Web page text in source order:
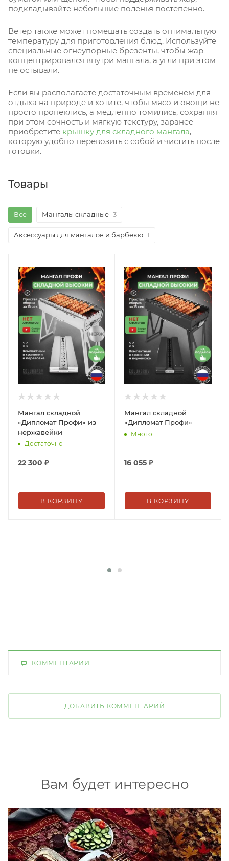
подкладывайте небольшие поленья постепенно.
Ветер также может помешать создать оптимальную
температуру для приготовления блюд. Используйте
специальные огнеупорные брезенты, чтобы жар
концентрировался внутри мангала, а угли при этом
не остывали.
Если вы располагаете достаточным временем для
отдыха на природе и хотите, чтобы мясо и овощи не
просто пропеклись, а медленно томились, сохраняя
при этом сочность и мягкую текстуру, заранее
приобретите крышку для складного мангала,
которую удобно перевозить с собой и чистить после
готовки.
Товары
Все Мангалы складные 3
Аксессуары для мангалов и барбекю 1
Мангал складной
«Дипломат Профи» из
нержавейки
Достаточно
22 300 ₽
В КОРЗИНУ
Мангал складной
«Дипломат Профи»
Много
16 055 ₽
В КОРЗИНУ
КОММЕНТАРИИ
ДОБАВИТЬ КОММЕНТАРИЙ
Вам будет интересно